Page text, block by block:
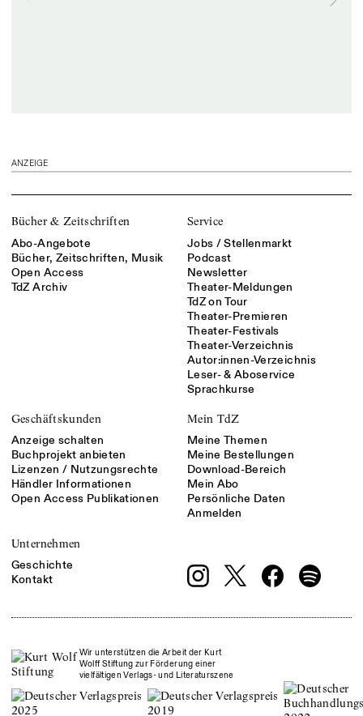
ANZEIGE
Bücher & Zeitschriften
Abo-Angebote
Bücher, Zeitschriften, Musik
Open Access
TdZ Archiv
Service
Jobs / Stellenmarkt
Podcast
Newsletter
Theater-Meldungen
TdZ on Tour
Theater-Premieren
Theater-Festivals
Theater-Verzeichnis
Autor:innen-Verzeichnis
Leser- & Aboservice
Sprachkurse
Geschäftskunden
Anzeige schalten
Buchprojekt anbieten
Lizenzen / Nutzungsrechte
Händler Informationen
Open Access Publikationen
Mein TdZ
Meine Themen
Meine Bestellungen
Download-Bereich
Mein Abo
Persönliche Daten
Anmelden
Unternehmen
Geschichte
Kontakt
Wir unterstützen die Arbeit der Kurt
Wolff Stiftung zur Förderung einer
vielfältigen Verlags- und Literaturszene